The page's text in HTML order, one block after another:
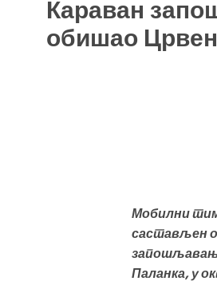
Караван
обишао
Мобилни
састављен
Паланка, у